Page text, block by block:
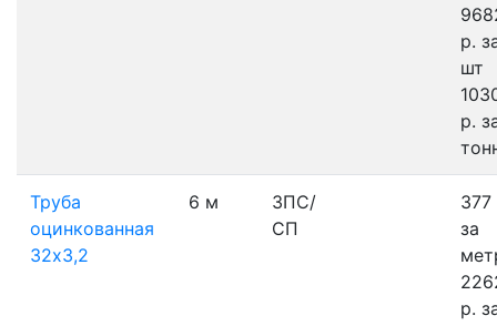
р.
шт
р.
Труба
оцинкованная
32х3,2
6 м
3ПС/
СП
377
за
р.